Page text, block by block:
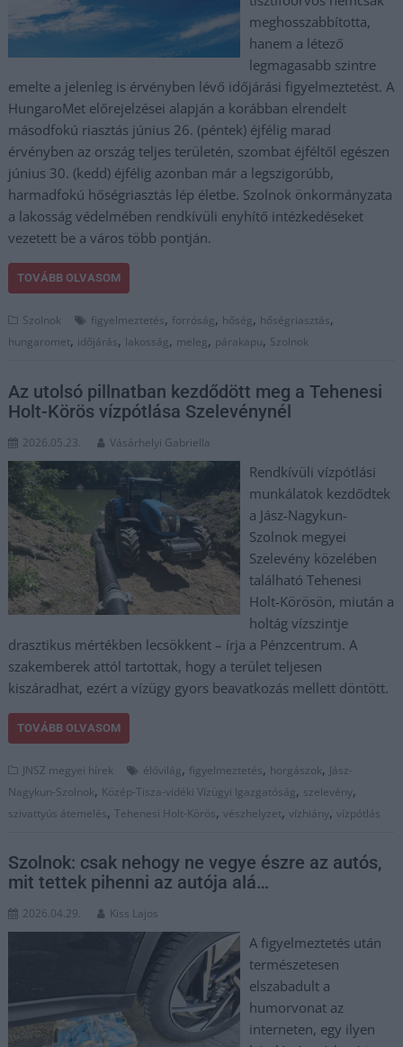
meghosszabbította,
hanem a létező
legmagasabb szintre
emelte a jelenleg is érvényben lévő időjárási figyelmeztetést. A
HungaroMet előrejelzései alapján a korábban elrendelt
másodfokú riasztás június 26. (péntek) éjfélig marad
érvényben az ország teljes területén, szombat éjféltől egészen
június 30. (kedd) éjfélig azonban már a legszigorúbb,
harmadfokú hőségriasztás lép életbe. Szolnok önkormányzata
a lakosság védelmében rendkívüli enyhítő intézkedéseket
vezetett be a város több pontján.
TOVÁBB OLVASOM
Szolnok figyelmeztetés, forróság, hőség, hőségriasztás,
hungaromet, időjárás, lakosság, meleg, párakapu, Szolnok
Az utolsó pillnatban kezdődött meg a Tehenesi
Holt-Körös vízpótlása Szelevénynél
2026.05.23. Vásárhelyi Gabriella
Rendkívüli vízpótlási
munkálatok kezdődtek
a Jász-Nagykun-
Szolnok megyei
Szelevény közelében
található Tehenesi
Holt-Körösön, miután a
holtág vízszintje
drasztikus mértékben lecsökkent – írja a Pénzcentrum. A
szakemberek attól tartottak, hogy a terület teljesen
kiszáradhat, ezért a vízügy gyors beavatkozás mellett döntött.
TOVÁBB OLVASOM
JNSZ megyei hírek élővilág, figyelmeztetés, horgászok, Jász-
Nagykun-Szolnok, Közép-Tisza-vidéki Vízügyi Igazgatóság, szelevény,
szivattyús átemelés,Tehenesi Holt-Körös,vészhelyzet,vízhiány,vízpótlás
Szolnok: csak nehogy ne vegye észre az autós,
mit tettek pihenni az autója alá…
2026.04.29. Kiss Lajos
A figyelmeztetés után
természetesen
elszabadult a
humorvonat az
interneten, egy ilyen